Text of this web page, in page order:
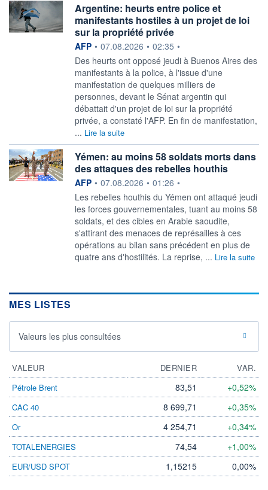
Argentine: heurts entre police et
manifestants hostiles à un projet de loi
sur la propriété privée
information fournie par
AFP • 07.08.2026 • 02:35 •
Des heurts ont opposé jeudi à Buenos Aires des
manifestants à la police, à l'issue d'une
manifestation de quelques milliers de
personnes, devant le Sénat argentin qui
débattait d'un projet de loi sur la propriété
privée, a constaté l'AFP. En fin de manifestation,
... Lire la suite
Yémen: au moins 58 soldats morts dans
des attaques des rebelles houthis
information fournie par
AFP • 07.08.2026 • 01:26 •
Les rebelles houthis du Yémen ont attaqué jeudi
les forces gouvernementales, tuant au moins 58
soldats, et des cibles en Arabie saoudite,
s'attirant des menaces de représailles à ces
opérations au bilan sans précédent en plus de
quatre ans d'hostilités. La reprise, ... Lire la suite
MES LISTES
Valeurs les plus consultées
VALEUR DERNIER
VAR.
Pétrole Brent
83,51 +0,52%
CAC 40 8 699,71 +0,35%
Or 4 254,71 +0,34%
TOTALENERGIES 74,54 +1,00%
EUR/USD SPOT 1,15215 0,00%